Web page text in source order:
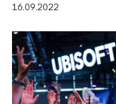
16.09.2022